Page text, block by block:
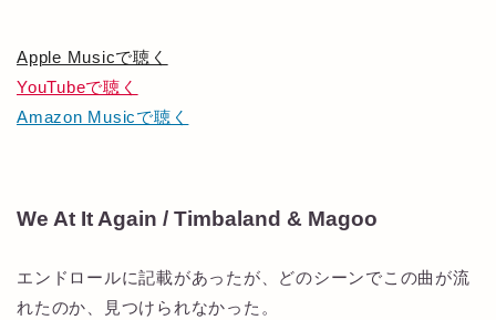
Apple Musicで聴く
YouTubeで聴く
Amazon Musicで聴く
We At It Again / Timbaland & Magoo
エンドロールに記載があったが、どのシーンでこの曲が流
れたのか、見つけられなかった。